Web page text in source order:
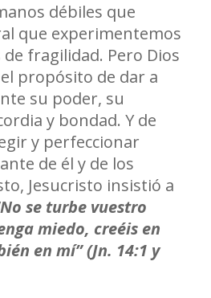
débiles que
que experimentemos
fragilidad. Pero Dios
propósito de dar a
su poder, su
y bondad. Y de
y perfeccionar
de él y de los
Jesucristo insistió a
se turbe vuestro
miedo, creéis en
en mí” (Jn. 14:1 y